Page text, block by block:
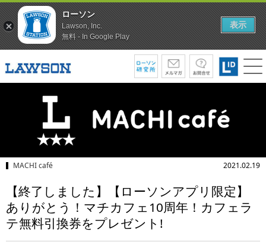
MACHI café 2021.02.19
【終了しました】【ローソンアプリ限定】
ありがとう！マチカフェ10周年！カフェラ
テ無料引換券をプレゼント!
ローソン
Lawson, Inc.
無料 - In Google Play
表示